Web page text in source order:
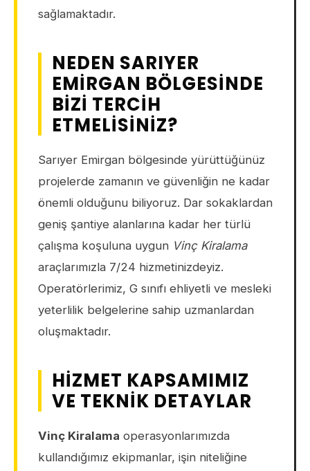
sağlamaktadır.
NEDEN SARIYER
EMIRGAN BÖLGESINDE
BIZI TERCIH
ETMELISINIZ?
Sarıyer Emirgan bölgesinde yürüttüğünüz
projelerde zamanın ve güvenliğin ne kadar
önemli olduğunu biliyoruz. Dar sokaklardan
geniş şantiye alanlarına kadar her türlü
çalışma koşuluna uygun Vinç Kiralama
araçlarımızla 7/24 hizmetinizdeyiz.
Operatörlerimiz, G sınıfı ehliyetli ve mesleki
yeterlilik belgelerine sahip uzmanlardan
oluşmaktadır.
HIZMET KAPSAMIMIZ
VE TEKNIK DETAYLAR
Vinç Kiralama operasyonlarımızda
kullandığımız ekipmanlar, işin niteliğine